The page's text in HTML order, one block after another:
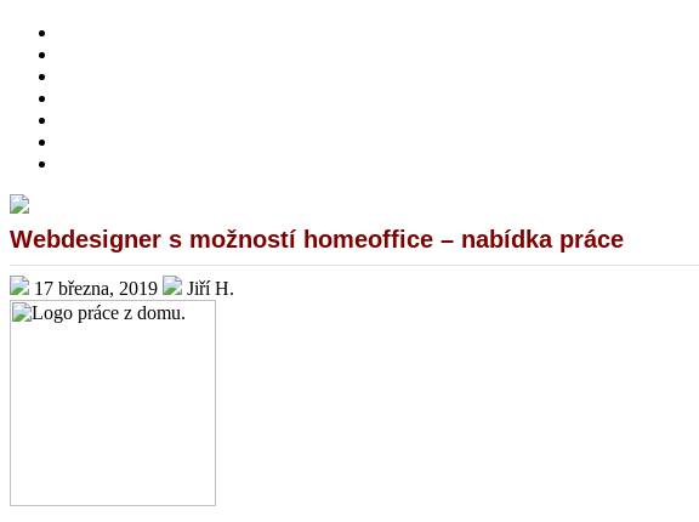
Webdesigner s možností homeoffice – nabídka práce
17 března, 2019 Jiří H.